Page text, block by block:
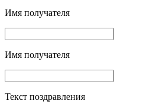
Имя получателя
Имя получателя
Текст поздравления